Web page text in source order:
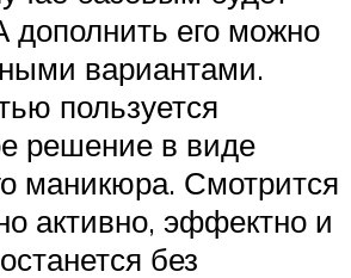
дополнить его можно
вариантами.
пользуется
решение в виде
маникюра. Смотрится
активно, эффектно и
без